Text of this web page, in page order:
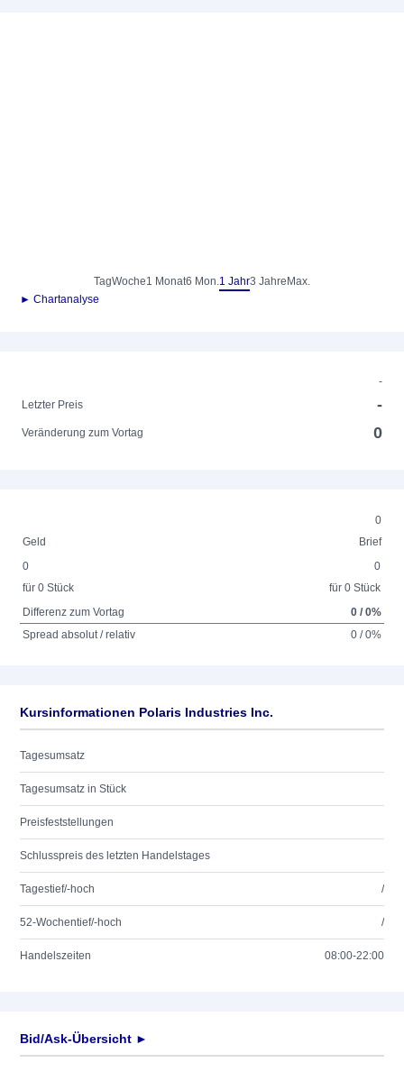
TagWoche1 Monat6 Mon.1 Jahr3 Jahre Max.
► Chartanalyse
-
Letzter Preis
-
Veränderung zum Vortag 0
0
Geld
Brief
0
für 0 Stück
0
für 0 Stück
Differenz zum Vortag
0 / 0%
Spread absolut / relativ
0 / 0%
Kursinformationen Polaris Industries Inc.
Tagesumsatz
Tagesumsatz in Stück
Preisfeststellungen
Schlusspreis des letzten Handelstages
Tagestief/-hoch /
52-Wochentief/-hoch /
Handelszeiten 08:00-22:00
Bid/Ask-Übersicht ►